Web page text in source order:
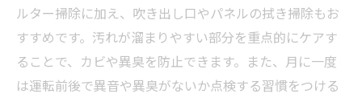
ルター掃除に加え、吹き出し口やパネルの拭き掃除もお
すすめです。汚れが溜まりやすい部分を重点的にケアす
ることで、カビや異臭を防止できます。また、月に一度
は運転前後で異音や異臭がないか点検する習慣をつける